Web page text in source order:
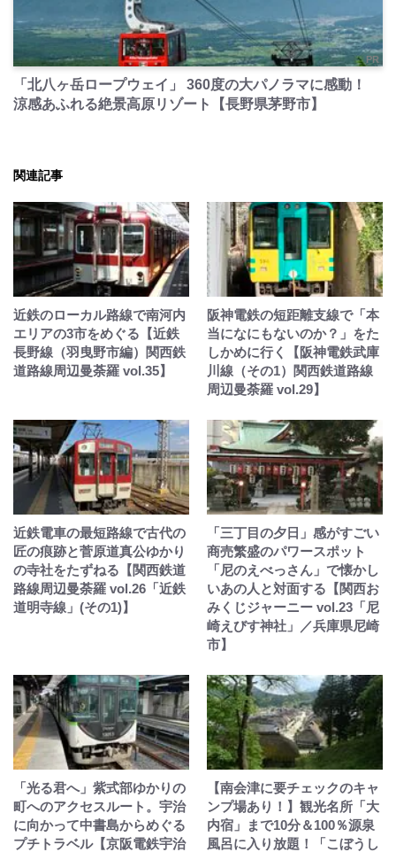
PR
「北八ヶ岳ロープウェイ」 360度の大パノラマに感動！
涼感あふれる絶景高原リゾート【長野県茅野市】
関連記事
近鉄のローカル路線で南河内
エリアの3市をめぐる【近鉄
長野線（羽曳野市編）関西鉄
道路線周辺曼荼羅 vol.35】
阪神電鉄の短距離支線で「本
当になにもないのか？」をた
しかめに行く【阪神電鉄武庫
川線（その1）関西鉄道路線
周辺曼荼羅 vol.29】
近鉄電車の最短路線で古代の
匠の痕跡と菅原道真公ゆかり
の寺社をたずねる【関西鉄道
路線周辺曼荼羅 vol.26「近鉄
道明寺線」(その1)】
「三丁目の夕日」感がすごい
商売繁盛のパワースポット
「尼のえべっさん」で懐かし
いあの人と対面する【関西お
みくじジャーニー vol.23「尼
崎えびす神社」／兵庫県尼崎
市】
「光る君へ」紫式部ゆかりの
町へのアクセスルート。宇治
に向かって中書島からめぐる
プチトラベル【京阪電鉄宇治
【南会津に要チェックのキャ
ンプ場あり！】観光名所「大
内宿」まで10分＆100％源泉
風呂に入り放題！「こぼうし